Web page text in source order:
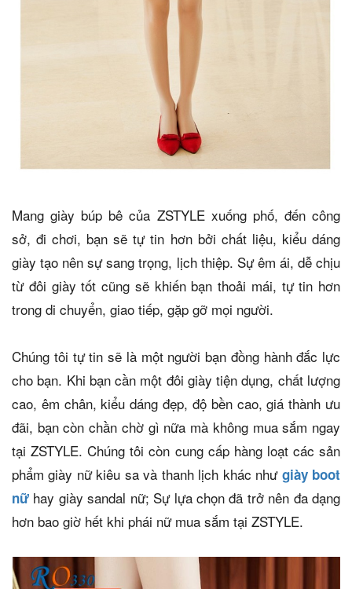
Mang giày búp bê của ZSTYLE xuống phố, đến công
sở, đi chơi, bạn sẽ tự tin hơn bởi chất liệu, kiểu dáng
giày tạo nên sự sang trọng, lịch thiệp. Sự êm ái, dễ chịu
từ đôi giày tốt cũng sẽ khiến bạn thoải mái, tự tin hơn
trong di chuyển, giao tiếp, gặp gỡ mọi người.
Chúng tôi tự tin sẽ là một người bạn đồng hành đắc lực
cho bạn. Khi bạn cần một đôi giày tiện dụng, chất lượng
cao, êm chân, kiểu dáng đẹp, độ bền cao, giá thành ưu
đãi, bạn còn chần chờ gì nữa mà không mua sắm ngay
tại ZSTYLE. Chúng tôi còn cung cấp hàng loạt các sản
phẩm giày nữ kiêu sa và thanh lịch khác như giày boot
nữ hay giày sandal nữ; Sự lựa chọn đã trở nên đa dạng
hơn bao giờ hết khi phái nữ mua sắm tại ZSTYLE.